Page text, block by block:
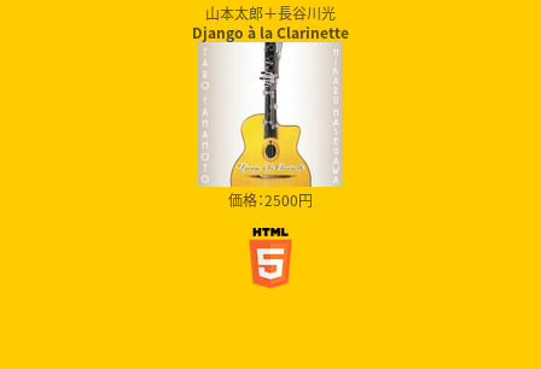
山本太郎＋長谷川光
Django à la Clarinette
価格：2500円